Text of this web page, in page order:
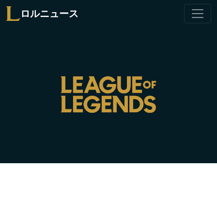
ロルニュース